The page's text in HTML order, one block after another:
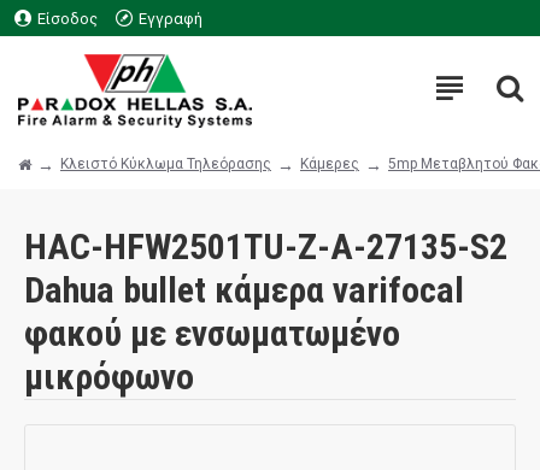
Είσοδος Εγγραφή
Κλειστό Κύκλωμα Τηλεόρασης Κάμερες 5mp Μεταβλητού
HAC-HFW2501TU-Z-A-27135-S2
Dahua bullet κάμερα varifocal
φακού με ενσωματωμένο
μικρόφωνο